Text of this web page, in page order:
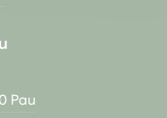
Pau